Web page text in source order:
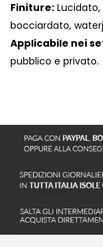
Finiture:
bocciardato,
Applicabile nei
pubblico e privato.